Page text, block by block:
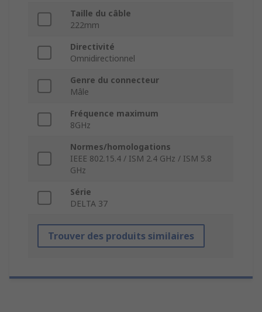
Taille du câble
222mm
Directivité
Omnidirectionnel
Genre du connecteur
Mâle
Fréquence maximum
8GHz
Normes/homologations
IEEE 802.15.4 / ISM 2.4 GHz / ISM 5.8
GHz
Série
DELTA 37
Trouver des produits similaires